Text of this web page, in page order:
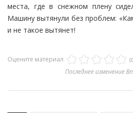
места, где в снежном плену
Машину вытянули без проблем:
и не такое вытянет!
Оцените материал
Последнее изменение